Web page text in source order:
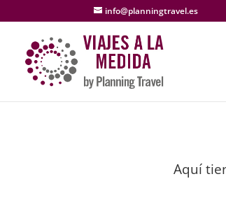
info@planningtravel.es
Aquí